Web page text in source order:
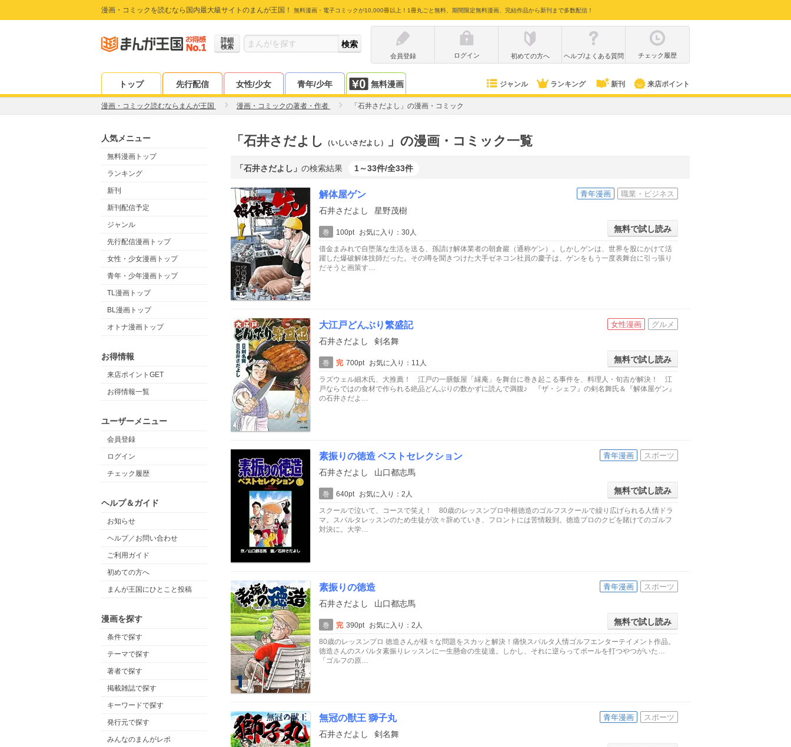
漫画・コミックを読むなら国内最大級サイトのまんが王国！ 無料漫画・電子コミックが10,000冊以上！1冊丸ごと無料、期間限定無料漫画、完結作品から新刊まで多数配信！
詳細
検索
会員登録
ログイン 初めての方へ ヘルプ/よくある質問 チェック履歴
トップ 先行配信 女性/少女 青年/少年 無料漫画 ジャンル ランキング 新刊 来店ポイント
漫画・コミック読むならまんが王国 漫画・コミックの著者・作者 「石井さだよし」の漫画・コミック
人気メニュー
無料漫画トップ
ランキング
新刊
新刊配信予定
ジャンル
先行配信漫画トップ
女性・少女漫画トップ
青年・少年漫画トップ
TL漫画トップ
BL漫画トップ
オトナ漫画トップ
お得情報
来店ポイントGET
お得情報一覧
ユーザーメニュー
会員登録
ログイン
チェック履歴
ヘルプ＆ガイド
お知らせ
ヘルプ／お問い合わせ
ご利用ガイド
初めての方へ
まんが王国にひとこと投稿
漫画を探す
条件で探す
テーマで探す
著者で探す
掲載雑誌で探す
キーワードで探す
発行元で探す
みんなのまんがレポ
「石井さだよし （いしいさだよし） 」の漫画・コミック一覧
「石井さだよし」 の検索結果 1～33件/全33件
青年漫画 職業・ビジネス
解体屋ゲン
石井さだよし
星野茂樹
無料で試し読み
巻 100pt
お気に入り：30人
借金まみれで自堕落な生活を送る、孫請け解体業者の朝倉巖（通称ゲン）。しかしゲンは、世界を股にかけて活
躍した爆破解体技師だった。その噂を聞きつけた大手ゼネコン社員の慶子は、ゲンをもう一度表舞台に引っ張り
だそうと画策す…
女性漫画 グルメ
大江戸どんぶり繁盛記
石井さだよし
剣名舞
無料で試し読み
巻 完 700pt
お気に入り：11人
ラズウェル細木氏、大推薦！ 江戸の一膳飯屋「縁庵」を舞台に巻き起こる事件を、料理人・旬吉が解決！ 江
戸ならではの食材で作られる絶品どんぶりの数かずに読んで満腹♪ 『ザ・シェフ』の剣名舞氏＆『解体屋ゲン』
の石井さだよ…
青年漫画 スポーツ
素振りの徳造 ベストセレクション
石井さだよし
山口都志馬
無料で試し読み
巻 640pt
お気に入り：2人
スクールで泣いて、コースで笑え！ 80歳のレッスンプロ中根徳造のゴルフスクールで繰り広げられる人情ドラ
マ。スパルタレッスンのため生徒が次々辞めていき、フロントには苦情殺到。徳造プロのクビを賭けてのゴルフ
対決に。大学…
青年漫画 スポーツ
素振りの徳造
石井さだよし
山口都志馬
無料で試し読み
巻 完 390pt
お気に入り：2人
80歳のレッスンプロ 徳造さんが様々な問題をスカッと解決！痛快スパルタ人情ゴルフエンターテイメント作品。
徳造さんのスパルタ素振りレッスンに一生懸命の生徒達。しかし、それに逆らってボールを打つやつがいた…
「ゴルフの原…
青年漫画 スポーツ
無冠の獣王 獅子丸
石井さだよし
剣名舞